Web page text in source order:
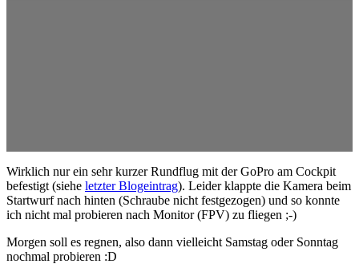
Wirklich nur ein sehr kurzer Rundflug mit der GoPro am Cockpit
befestigt (siehe letzter Blogeintrag). Leider klappte die Kamera beim
Startwurf nach hinten (Schraube nicht festgezogen) und so konnte
ich nicht mal probieren nach Monitor (FPV) zu fliegen ;-)
Morgen soll es regnen, also dann vielleicht Samstag oder Sonntag
nochmal probieren :D